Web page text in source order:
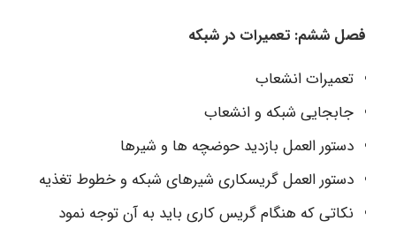
فصل ششم: تعمیرات در شبکه
تعمیرات انشعاب
جابجایی شبکه و انشعاب
دستور العمل بازدید حوضچه ها و شیرها
دستور العمل گریسکاری شیرهای شبکه و خطوط تغذیه
نکاتی که هنگام گریس کاری باید به آن توجه نمود